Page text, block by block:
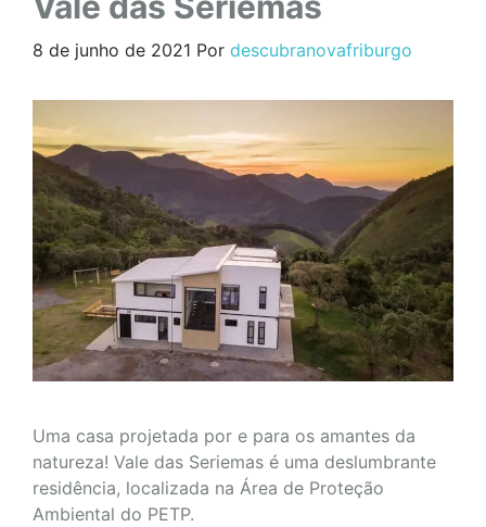
8 de junho de 2021 Por descubranovafriburgo
Uma casa projetada por e para os amantes da
natureza! Vale das Seriemas é uma deslumbrante
residência, localizada na Área de Proteção
Ambiental do PETP.